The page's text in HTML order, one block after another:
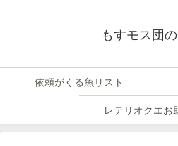
もすモス団
依頼がくる魚リスト
レテリオクエお